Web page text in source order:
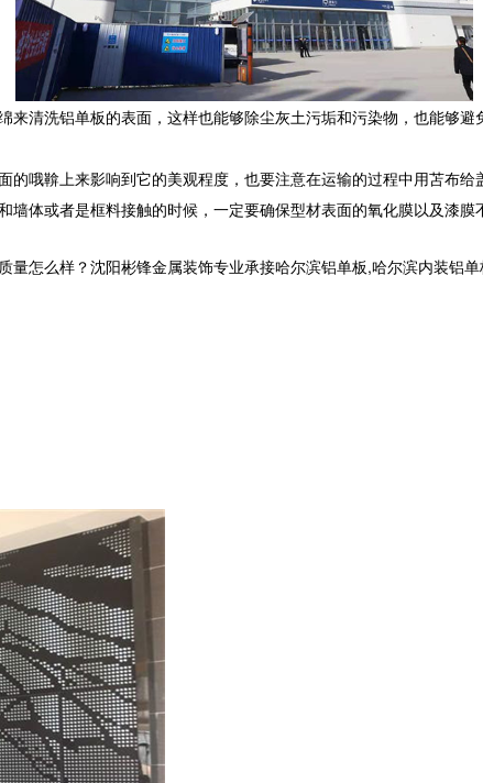
清洗铝单板的表面，这样也能够除尘灰土污垢和污染物，也能够
哦鞥上来影响到它的美观程度，也要注意在运输的过程中用苫布给
体或者是框料接触的时候，一定要确保型材表面的氧化膜以及漆膜
怎么样？沈阳彬锋金属装饰专业承接哈尔滨铝单板,哈尔滨内装铝